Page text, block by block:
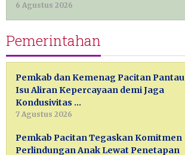
6 Agustus 2026
Pemerintahan
Pemkab dan Kemenag Pacitan Pantau
Isu Aliran Kepercayaan demi Jaga
Kondusivitas …
7 Agustus 2026
Pemkab Pacitan Tegaskan Komitmen
Perlindungan Anak Lewat Penetapan